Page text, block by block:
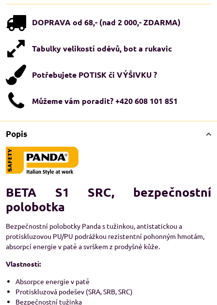
DOPRAVA od 68,- (nad 2 000,- ZDARMA)
Tabulky velikostí oděvů, bot a rukavic
Potřebujete POTISK či VÝŠIVKU ?
Můžeme vám poradit? +420 608 101 851
Popis
BETA S1 SRC, bezpečnostní
polobotka
Bezpečnostní polobotky Panda s tužinkou, antistatickou a
protiskluzovou PU/PU podrážkou rezistentní pohonným hmotám,
absorpcí energie v patě a svrškem z prodyšné kůže.
Vlastnosti:
Absorpce energie v patě
Protiskluzová podešev (SRA, SRB, SRC)
Bezpečnostní tužinka